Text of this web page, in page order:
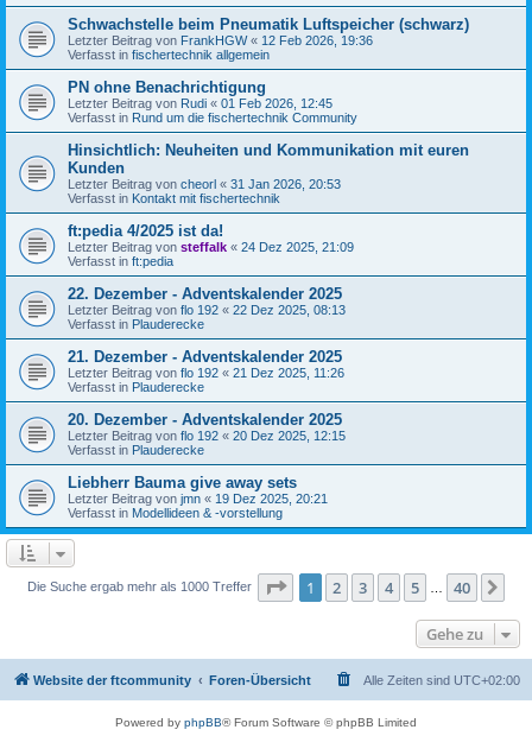
Schwachstelle beim Pneumatik Luftspeicher (schwarz)
Letzter Beitrag von FrankHGW« 12 Feb 2026, 19:36
Verfasst in fischertechnik allgemein
PN ohne Benachrichtigung
Letzter Beitrag von Rudi « 01 Feb 2026, 12:45
Verfasst in Rund um die fischertechnik Community
Hinsichtlich: Neuheiten und Kommunikation mit euren
Kunden
Letzter Beitrag von cheorl « 31 Jan 2026, 20:53
Verfasst in Kontakt mit fischertechnik
ft:pedia 4/2025 ist da!
Letzter Beitrag von steffalk « 24 Dez 2025, 21:09
Verfasst in ft:pedia
22. Dezember - Adventskalender 2025
Letzter Beitrag von flo 192 « 22 Dez 2025, 08:13
Verfasst in Plauderecke
21. Dezember - Adventskalender 2025
Letzter Beitrag von flo 192 « 21 Dez 2025, 11:26
Verfasst in Plauderecke
20. Dezember - Adventskalender 2025
Letzter Beitrag von flo 192 « 20 Dez 2025, 12:15
Verfasst in Plauderecke
Liebherr Bauma give away sets
Letzter Beitrag von jmn « 19 Dez 2025, 20:21
Verfasst in Modellideen & -vorstellung
Die Suche ergab mehr als 1000 Treffer Seite 1von 40
1 2 3 4 5 40
Gehe zu
Website der ftcommunity Foren-Übersicht Alle Zeiten sind UTC+02:00
Powered by phpBB® Forum Software © phpBB Limited